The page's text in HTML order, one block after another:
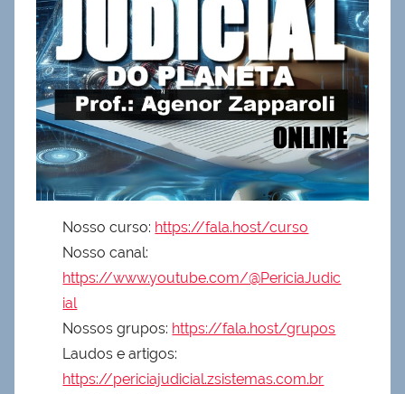
Nosso curso: https://fala.host/curso
Nosso canal:
https://www.youtube.com/@PericiaJudic
ial
Nossos grupos: https://fala.host/grupos
Laudos e artigos:
https://periciajudicial.zsistemas.com.br